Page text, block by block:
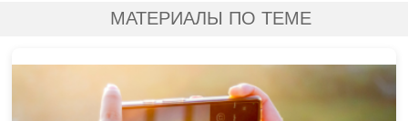
МАТЕРИАЛЫ ПО ТЕМЕ